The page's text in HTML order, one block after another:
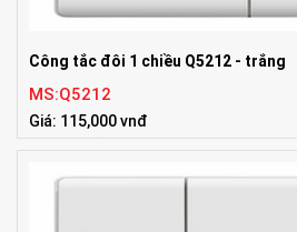
Công tắc đôi 1 chiều Q5212 - trắng
MS:Q5212
Giá: 115,000 vnđ
Tiêu chuẩn:86*86mm